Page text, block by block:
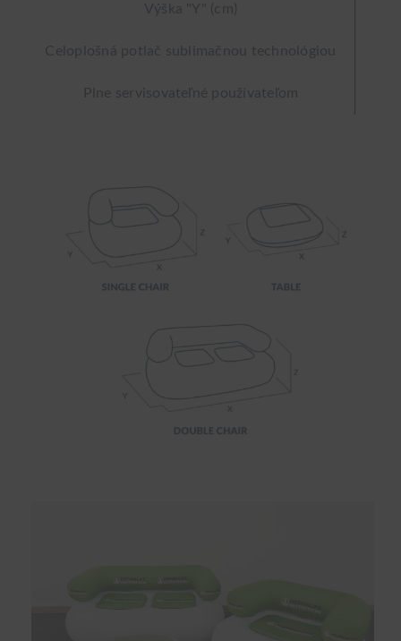
Výška "Y" (cm)
Celoplošná potlač sublimačnou technológiou
Plne servisovateľné používateľom